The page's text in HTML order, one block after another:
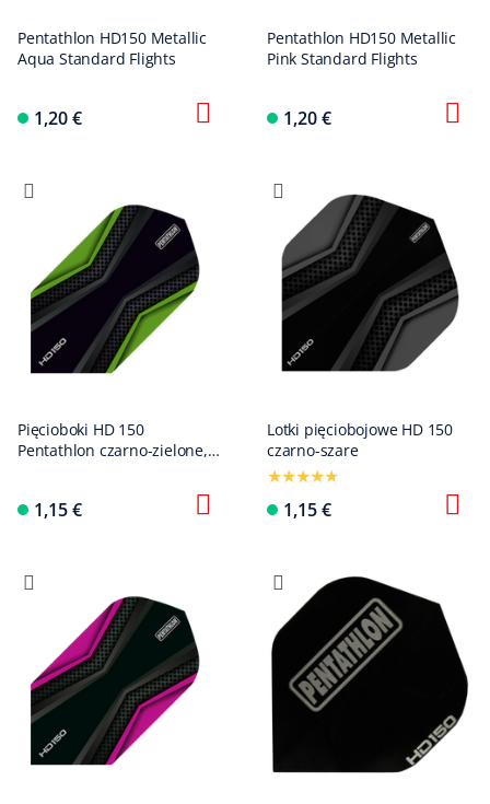
Pentathlon HD150 Metallic
Aqua Standard Flights
1,20 €
Pentathlon HD150 Metallic
Pink Standard Flights
1,20 €
Pięcioboki HD 150
Pentathlon czarno-zielone,
1,15 €
Lotki pięciobojowe HD 150
czarno-szare
1,15 €